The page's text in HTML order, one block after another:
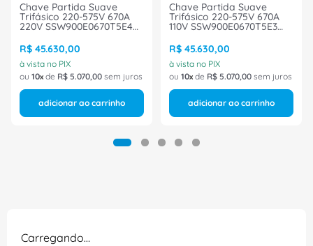
Chave Partida Suave
Trifásico 220-575V 670A
220V SSW900E0670T5E4
R$ 45.630,00
à vista no PIX
ou 10 de R$ 5.070,00 sem juros
adicionar ao carrinho
Chave Partida Suave
Trifásico 220-575V 670A
110V SSW900E0670T5E3
R$ 45.630,00
à vista no PIX
ou 10 de R$ 5.070,00 sem juros
adicionar ao carrinho
Carregando…